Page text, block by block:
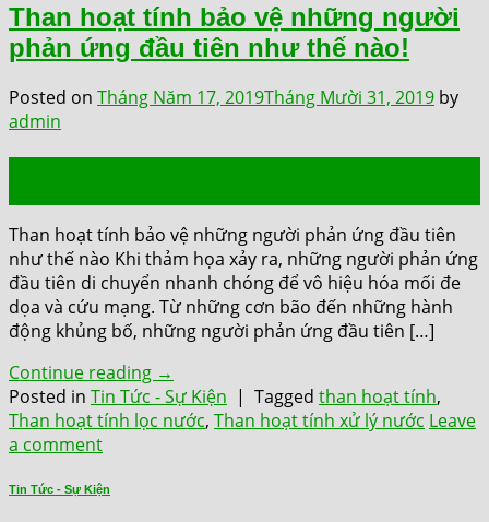
Than hoạt tính bảo vệ những người
phản ứng đầu tiên như thế nào!
Posted on Tháng Năm 17, 2019Tháng Mười 31, 2019 by
admin
Than hoạt tính bảo vệ những người phản ứng đầu tiên
như thế nào Khi thảm họa xảy ra, những người phản ứng
đầu tiên di chuyển nhanh chóng để vô hiệu hóa mối đe
dọa và cứu mạng. Từ những cơn bão đến những hành
động khủng bố, những người phản ứng đầu tiên […]
Continue reading →
Posted in Tin Tức - Sự Kiện | Tagged than hoạt tính,
Than hoạt tính lọc nước, Than hoạt tính xử lý nước Leave
a comment
Tin Tức - Sự Kiện